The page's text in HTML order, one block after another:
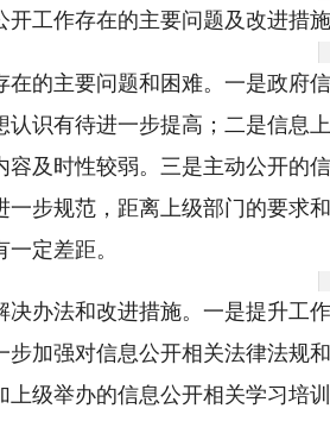
开工作存在的主要问题及改进措施
在的主要问题和困难。一是政府信
认识有待进一步提高；二是信息上
容及时性较弱。三是主动公开的信
一步规范，距离上级部门的要求和
定差距。
决办法和改进措施。一是提升工作
步加强对信息公开相关法律法规和
上级举办的信息公开相关学习培训